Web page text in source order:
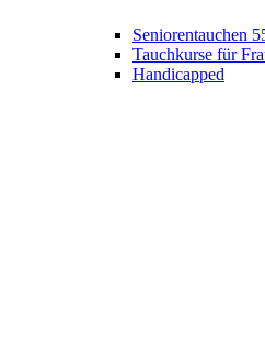
Seniorentauchen
Tauchkurse für
Handicapped